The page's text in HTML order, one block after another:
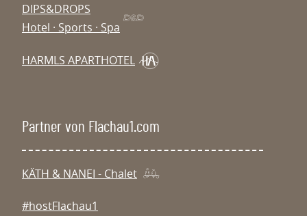
Partner von Flachau1.com
KÄTH & NANEI - Chalet
#hostFlachau1
DIPS&DROPS
Hotel · Sports · Spa
HARMLS APARTHOTEL